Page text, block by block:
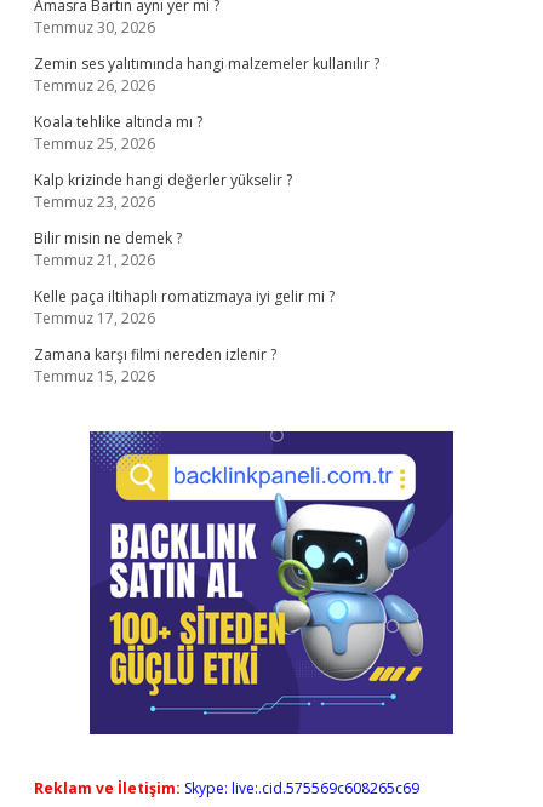
Amasra Bartın aynı yer mi ?
Temmuz 30, 2026
Zemin ses yalıtımında hangi malzemeler kullanılır ?
Temmuz 26, 2026
Koala tehlike altında mı ?
Temmuz 25, 2026
Kalp krizinde hangi değerler yükselir ?
Temmuz 23, 2026
Bilir misin ne demek ?
Temmuz 21, 2026
Kelle paça iltihaplı romatizmaya iyi gelir mi ?
Temmuz 17, 2026
Zamana karşı filmi nereden izlenir ?
Temmuz 15, 2026
Reklam ve İletişim: Skype: live:.cid.575569c608265c69